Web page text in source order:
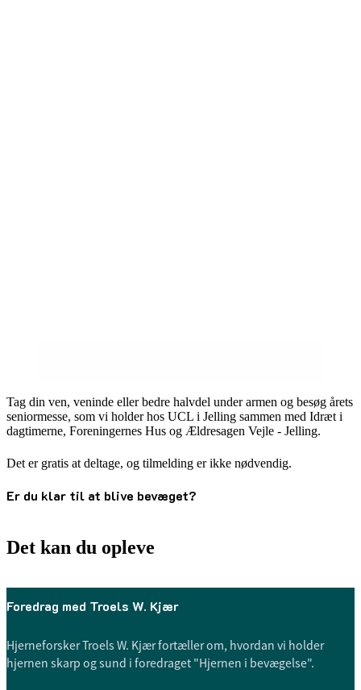
Tag din ven, veninde eller bedre halvdel under armen og besøg årets
seniormesse, som vi holder hos UCL i Jelling sammen med Idræt i
dagtimerne, Foreningernes Hus og Ældresagen Vejle - Jelling.
Det er gratis at deltage, og tilmelding er ikke nødvendig.
Er du klar til at blive bevæget?
Det kan du opleve
Foredrag med Troels W. Kjær
Hjerneforsker Troels W. Kjær fortæller om, hvordan vi holder
hjernen skarp og sund i foredraget "Hjernen i bevægelse".